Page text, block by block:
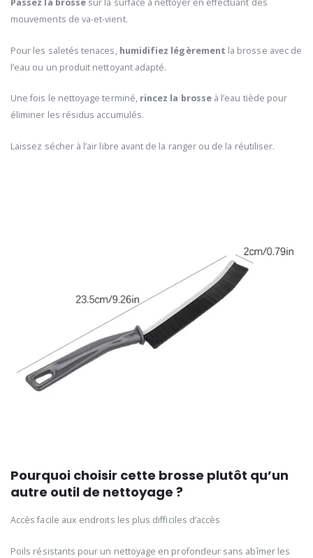
Passez la brosse sur la surface à nettoyer en effectuant des
mouvements de va-et-vient.
Pour les saletés tenaces, humidifiez légèrement la brosse avec de
l’eau ou un produit nettoyant adapté.
Une fois le nettoyage terminé, rincez la brosseà l’eau tiède pour
éliminer les résidus accumulés.
Laissez sécher à l’air libre avant de la ranger ou de la réutiliser.
Pourquoi choisir cette brosse plutôt qu’un
autre outil de nettoyage ?
Accès facile aux endroits les plus difficiles d’accès
Poils résistants pour un nettoyage en profondeur sans abîmer les